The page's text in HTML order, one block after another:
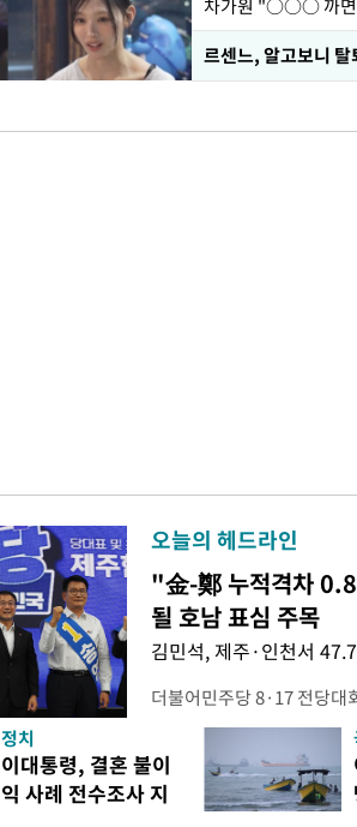
르센느, 알고보니 탈
오늘의 헤드라인
"金-鄭 누적격차
될 호남 표심 주목
김민석, 제주·인천서
더불어민주당 8·17 전당대
보가 8일 제주·인천 지역
다. 앞서 정청래 후보 우세
·울산·경남 경선에서 1승
제주·인천 경선에서 이기
정치
이대통령, 결혼 불이
익 사례 전수조사 지